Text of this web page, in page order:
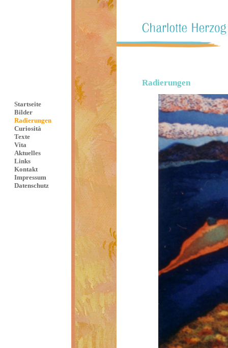
Startseite
Bilder
Radierungen
Curiosità
Texte
Vita
Aktuelles
Links
Kontakt
Impressum
Datenschutz
Radierungen